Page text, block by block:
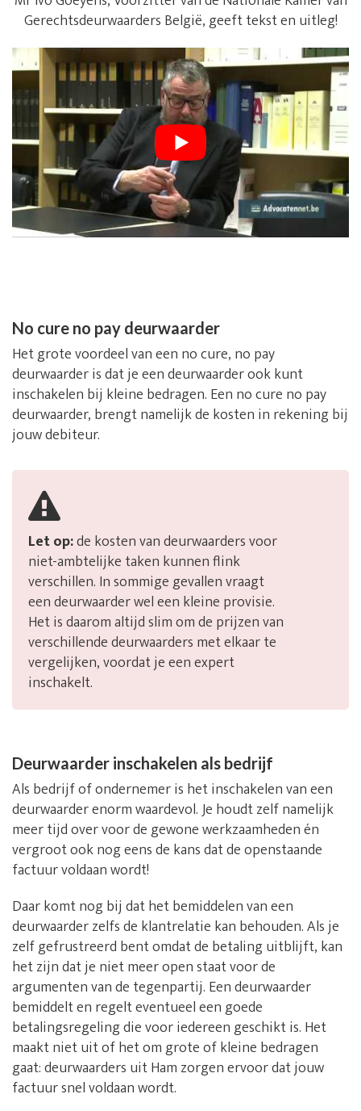
Gerechtsdeurwaarders België, geeft tekst en uitleg!
No cure no pay deurwaarder
Het grote voordeel van een no cure, no pay
deurwaarder is dat je een deurwaarder ook kunt
inschakelen bij kleine bedragen. Een no cure no pay
deurwaarder, brengt namelijk de kosten in rekening bij
jouw debiteur.
Let op:de kosten van deurwaarders voor
niet-ambtelijke taken kunnen flink
verschillen. In sommige gevallen vraagt
een deurwaarder wel een kleine provisie.
Het is daarom altijd slim om de prijzen van
verschillende deurwaarders met elkaar te
vergelijken, voordat je een expert
inschakelt.
Deurwaarder inschakelen als bedrijf
Als bedrijf of ondernemer is het inschakelen van een
deurwaarder enorm waardevol. Je houdt zelf namelijk
meer tijd over voor de gewone werkzaamheden én
vergroot ook nog eens de kans dat de openstaande
factuur voldaan wordt!
Daar komt nog bij dat het bemiddelen van een
deurwaarder zelfs de klantrelatie kan behouden. Als je
zelf gefrustreerd bent omdat de betaling uitblijft, kan
het zijn dat je niet meer open staat voor de
argumenten van de tegenpartij. Een deurwaarder
bemiddelt en regelt eventueel een goede
betalingsregeling die voor iedereen geschikt is. Het
maakt niet uit of het om grote of kleine bedragen
gaat: deurwaarders uit Ham zorgen ervoor dat jouw
factuur snel voldaan wordt.